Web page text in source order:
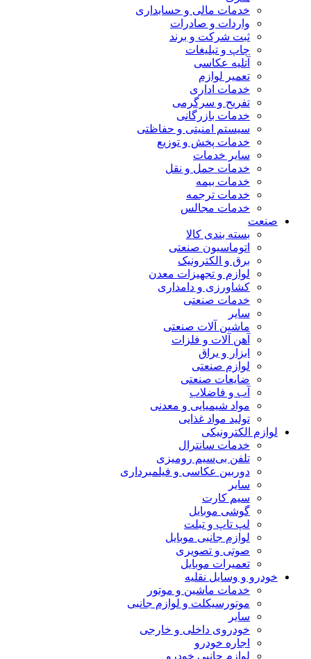
خدمات مالی و حسابداری
واردات و صادرات
ثبت شرکت و برند
چاپ و تبلیغات
آتلیه عکاسی
تعمیر لوازم
خدمات اداری
تفریح و سرگرمی
خدمات بازرگانی
سیستم امنیتی و حفاظتی
خدمات پخش و توزیع
سایر خدمات
خدمات حمل و نقل
خدمات بیمه
خدمات ترجمه
خدمات مجالس
صنعت
بسته بندی کالا
اتوماسیون صنعتی
برق و الکترونیک
لوازم و تجهیزات معدن
کشاورزی و دامداری
خدمات صنعتی
سایر
ماشین آلات صنعتی
آهن آلات و فلزات
ابزار و یراق
لوازم صنعتی
ضایعات صنعتی
آب و فاضلاب
مواد شیمیایی و معدنی
تولید مواد غذایی
لوازم الکترونیکی
خدمات سانترال
تلفن بی‌سیم رومیزی
دوربین عکاسی و فیلمبرداری
سایر
سیم کارت
گوشی موبایل
لپ تاپ و تبلت
لوازم جانبی موبایل
صوتی و تصویری
تعمیرات موبایل
خودرو و وسایل نقلیه
خدمات ماشین و موتور
موتورسیکلت و لوازم جانبی
سایر
خودروی داخلی و خارجی
اجاره خودرو
لوازم جانبی خودرو